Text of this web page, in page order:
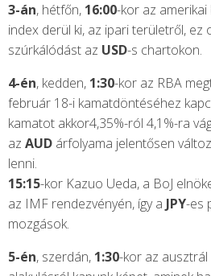
3-án, hétfőn, 16:00-kor az
index derül ki, az ipari területről, ez
szúrkálódást az USD-s chartokon.
4-én, kedden, 1:30-kor az RBA
február 18-i kamatdöntéséhez
kamatot akkor4,35%-ról 4,1%-ra
az AUD árfolyama jelentősen
lenni.
15:15-kor Kazuo Ueda, a BoJ
az IMF rendezvényén, így a JPY-es
mozgások.
5-én, szerdán, 1:30-kor az ausztrál